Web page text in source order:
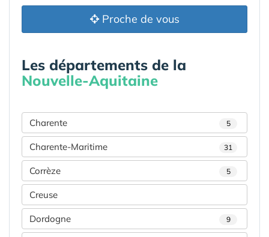
Proche de vous
Les départements de la
Nouvelle-Aquitaine
Charente 5
Charente-Maritime 31
Corrèze 5
Creuse
Dordogne 9